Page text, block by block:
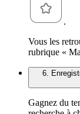
.
Vous les
rubrique «
6.
Gagnez du